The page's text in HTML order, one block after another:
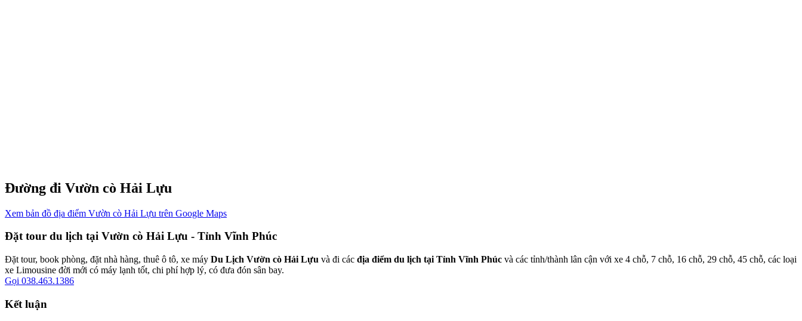
Đường đi Vườn cò Hải Lựu
Xem bản đồ địa điểm Vườn cò Hải Lựu trên Google Maps
Đặt tour du lịch tại Vườn cò Hải Lựu - Tỉnh Vĩnh Phúc
Đặt tour, book phòng, đặt nhà hàng, thuê ô tô, xe máy Du Lịch Vườn cò Hải Lựu và đi các địa điểm du lịch tại Tỉnh Vĩnh Phúc và các tỉnh/thành lân cận với xe 4 chỗ, 7 chỗ, 16 chỗ, 29 chỗ, 45 chỗ, các loại
xe Limousine đời mới có máy lạnh tốt, chi phí hợp lý, có đưa đón sân bay.
Gọi 038.463.1386
Kết luận